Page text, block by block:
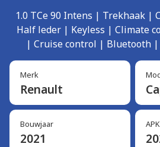
1.0 TCe 90 Intens | Trekhaak |
Half leder | Keyless | Climate
| Cruise control | Bluetooth
Merk
Renault
Bouwjaar
2021